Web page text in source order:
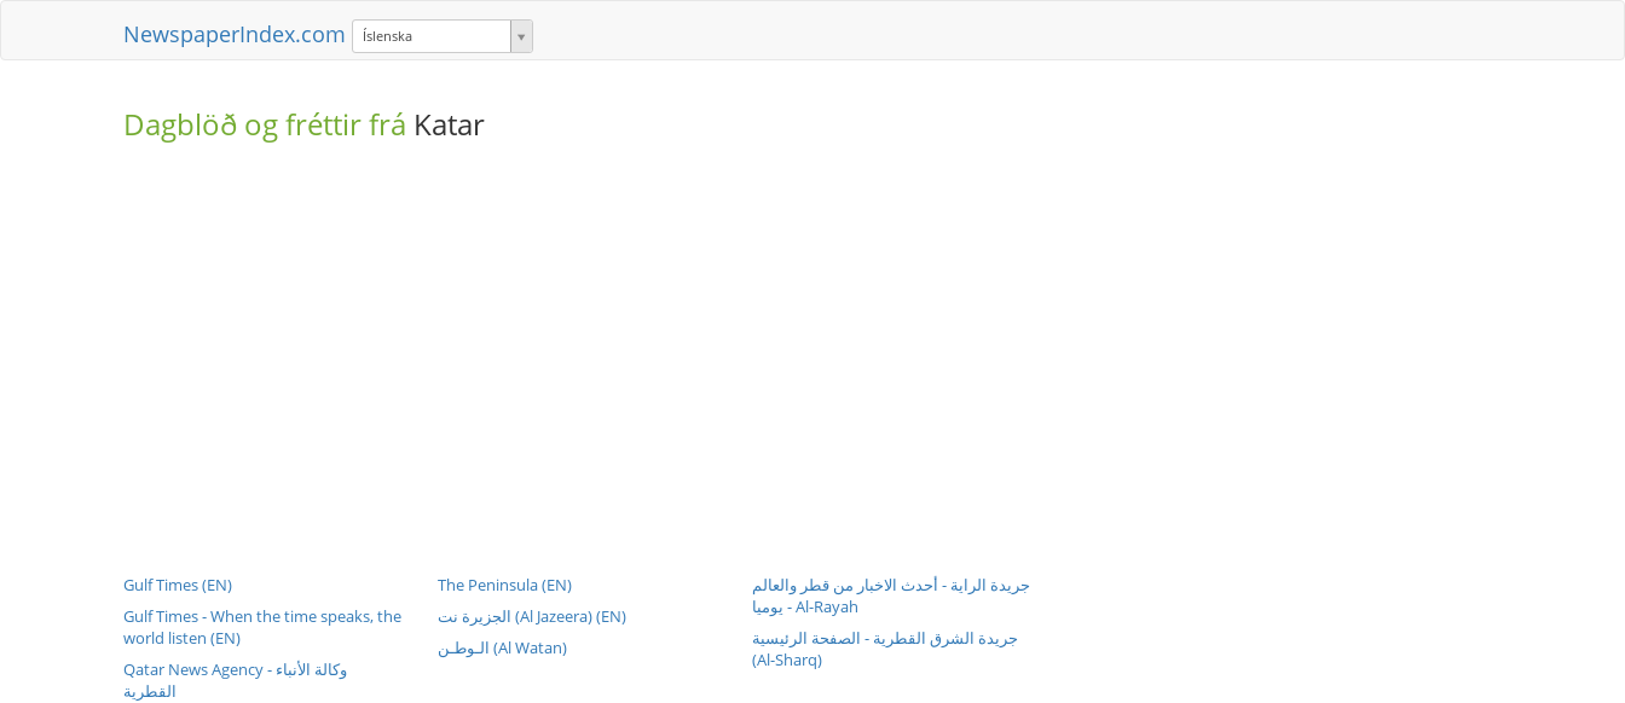
NewspaperIndex.com Íslenska
Dagblöð og fréttir frá Katar
Gulf Times (EN)
Gulf Times - When the time speaks, the
world listen (EN)
Qatar News Agency - وكالة الأنباء
القطرية
The Peninsula (EN)
الجزيرة نت (Al Jazeera) (EN)
الـوطـن (Al Watan)
جريدة الراية - أحدث الاخبار من قطر والعالم
يوميا - Al-Rayah
جريدة الشرق القطرية - الصفحة الرئيسية
(Al-Sharq)